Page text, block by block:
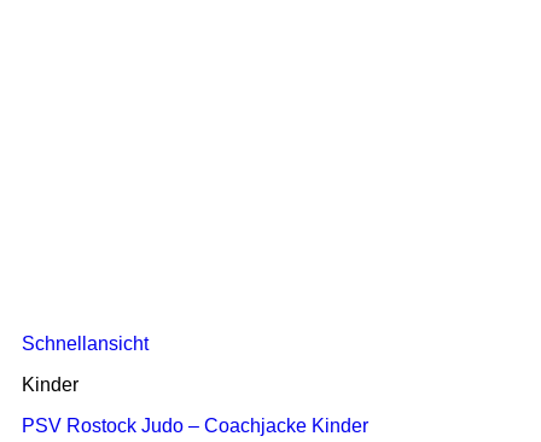
Schnellansicht
Kinder
PSV Rostock Judo – Coachjacke Kinder